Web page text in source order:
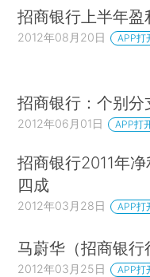
招商银行上半年盈
2012年08月20日 APP打
招商银行：个别
2012年06月01日 APP打
招商银行2011年
四成
2012年03月28日 APP打
马蔚华（招商银
2012年03月25日 APP打